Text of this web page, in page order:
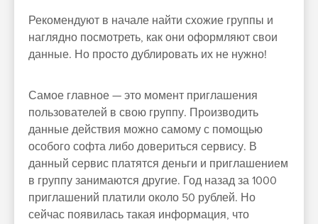
Рекомендуют в начале найти схожие группы и
наглядно посмотреть, как они оформляют свои
данные. Но просто дублировать их не нужно!
Самое главное — это момент приглашения
пользователей в свою группу. Производить
данные действия можно самому с помощью
особого софта либо довериться сервису. В
данный сервис платятся деньги и приглашением
в группу занимаются другие. Год назад за 1000
приглашений платили около 50 рублей. Но
сейчас появилась такая информация, что